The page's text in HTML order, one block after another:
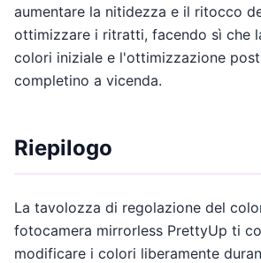
aumentare la nitidezza e il ritocco
ottimizzare i ritratti, facendo sì che
colori iniziale e l'ottimizzazione
completino a vicenda.
Riepilogo
La tavolozza di regolazione del
fotocamera mirrorless PrettyUp ti
modificare i colori liberamente